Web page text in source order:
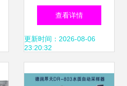
绝缘电阻测试仪 智
能制造与电网安全
查看详情
更新时间：2026-08-06
23:20:32